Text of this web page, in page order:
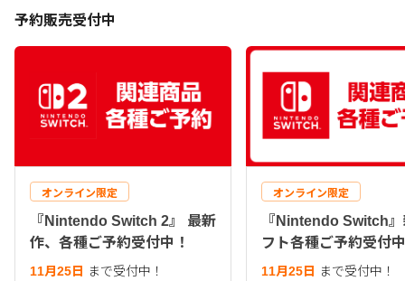
予約販売受付中
オンライン限定
『Nintendo Switch 2』 最新
作、各種ご予約受付中！
11月25日 まで受付中！
オンライン限定
『Nintendo Switch
フト各種ご予約受付
11月25日 まで受付中！